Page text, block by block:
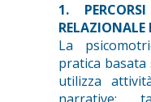
1.
La
pratica
utilizza